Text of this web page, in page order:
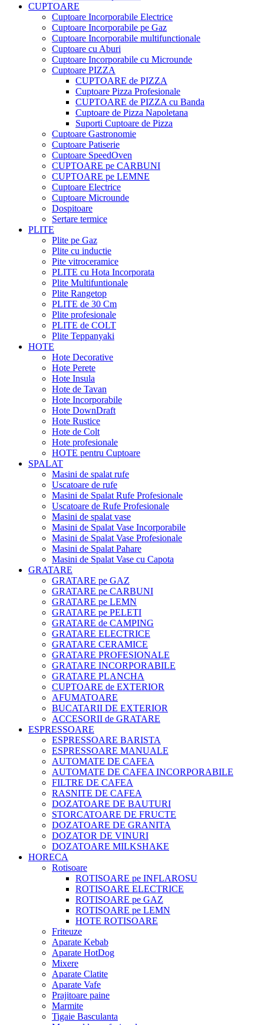
CUPTOARE
Cuptoare Incorporabile Electrice
Cuptoare Incorporabile pe Gaz
Cuptoare Incorporabile multifunctionale
Cuptoare cu Aburi
Cuptoare Incorporabile cu Microunde
Cuptoare PIZZA
CUPTOARE de PIZZA
Cuptoare Pizza Profesionale
CUPTOARE de PIZZA cu Banda
Cuptoare de Pizza Napoletana
Suporti Cuptoare de Pizza
Cuptoare Gastronomie
Cuptoare Patiserie
Cuptoare SpeedOven
CUPTOARE pe CARBUNI
CUPTOARE pe LEMNE
Cuptoare Electrice
Cuptoare Microunde
Dospitoare
Sertare termice
PLITE
Plite pe Gaz
Plite cu inductie
Pite vitroceramice
PLITE cu Hota Incorporata
Plite Multifuntionale
Plite Rangetop
PLITE de 30 Cm
Plite profesionale
PLITE de COLT
Plite Teppanyaki
HOTE
Hote Decorative
Hote Perete
Hote Insula
Hote de Tavan
Hote Incorporabile
Hote DownDraft
Hote Rustice
Hote de Colt
Hote profesionale
HOTE pentru Cuptoare
SPALAT
Masini de spalat rufe
Uscatoare de rufe
Masini de Spalat Rufe Profesionale
Uscatoare de Rufe Profesionale
Masini de spalat vase
Masini de Spalat Vase Incorporabile
Masini de Spalat Vase Profesionale
Masini de Spalat Pahare
Masini de Spalat Vase cu Capota
GRATARE
GRATARE pe GAZ
GRATARE pe CARBUNI
GRATARE pe LEMN
GRATARE pe PELETI
GRATARE de CAMPING
GRATARE ELECTRICE
GRATARE CERAMICE
GRATARE PROFESIONALE
GRATARE INCORPORABILE
GRATARE PLANCHA
CUPTOARE de EXTERIOR
AFUMATOARE
BUCATARII DE EXTERIOR
ACCESORII de GRATARE
ESPRESSOARE
ESPRESSOARE BARISTA
ESPRESSOARE MANUALE
AUTOMATE DE CAFEA
AUTOMATE DE CAFEA INCORPORABILE
FILTRE DE CAFEA
RASNITE DE CAFEA
DOZATOARE DE BAUTURI
STORCATOARE DE FRUCTE
DOZATOARE DE GRANITA
DOZATOR DE VINURI
DOZATOARE MILKSHAKE
HORECA
Rotisoare
ROTISOARE pe INFLAROSU
ROTISOARE ELECTRICE
ROTISOARE pe GAZ
ROTISOARE pe LEMN
HOTE ROTISOARE
Friteuze
Aparate Kebab
Aparate HotDog
Mixere
Aparate Clatite
Aparate Vafe
Prajitoare paine
Marmite
Tigaie Basculanta